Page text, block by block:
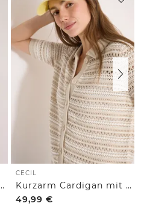
Offener Cardigan mit Jacquard-Muster
CECIL
Kurzarm Cardigan mit Polokragen
49,99 €